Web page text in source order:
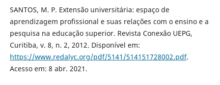
SANTOS, M. P. Extensão universitária: espaço de
aprendizagem profissional e suas relações com o ensino e a
pesquisa na educação superior. Revista Conexão UEPG,
Curitiba, v. 8, n. 2, 2012. Disponível em:
https://www.redalyc.org/pdf/5141/514151728002.pdf.
Acesso em: 8 abr. 2021.